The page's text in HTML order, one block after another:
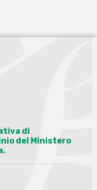
di
del Ministero